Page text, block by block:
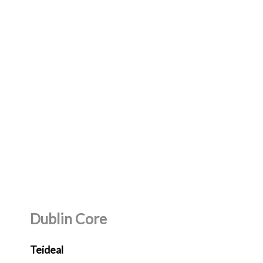
Dublin Core
Teideal